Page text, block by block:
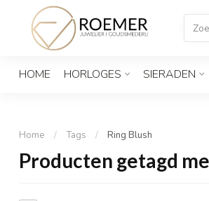
HOME HORLOGES SIERADEN
Home / Tags / Ring Blush
Producten getagd